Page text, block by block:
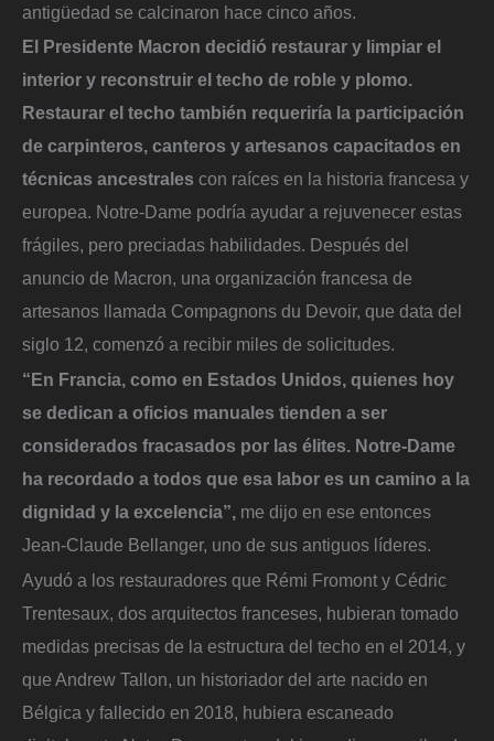
antigüedad se calcinaron hace cinco años.
El Presidente Macron decidió restaurar y limpiar el
interior y reconstruir el techo de roble y plomo.
Restaurar el techo también requeriría la participación
de carpinteros, canteros y artesanos capacitados en
técnicas ancestrales con raíces en la historia francesa y
europea. Notre-Dame podría ayudar a rejuvenecer estas
frágiles, pero preciadas habilidades. Después del
anuncio de Macron, una organización francesa de
artesanos llamada Compagnons du Devoir, que data del
siglo 12, comenzó a recibir miles de solicitudes.
“En Francia, como en Estados Unidos, quienes hoy
se dedican a oficios manuales tienden a ser
considerados fracasados por las élites. Notre-Dame
ha recordado a todos que esa labor es un camino a la
dignidad y la excelencia”, me dijo en ese entonces
Jean-Claude Bellanger, uno de sus antiguos líderes.
Ayudó a los restauradores que Rémi Fromont y Cédric
Trentesaux, dos arquitectos franceses, hubieran tomado
medidas precisas de la estructura del techo en el 2014, y
que Andrew Tallon, un historiador del arte nacido en
Bélgica y fallecido en 2018, hubiera escaneado